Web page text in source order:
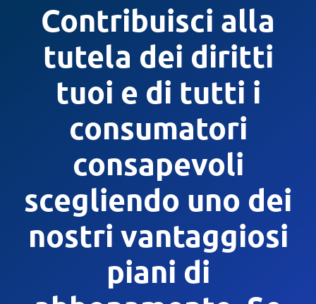
Contribuisci alla
tutela dei diritti
tuoi e di tutti i
consumatori
consapevoli
scegliendo uno dei
nostri vantaggiosi
piani di